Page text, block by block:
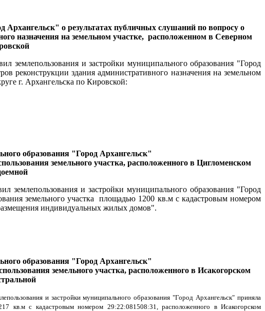
Архангельск" о результатах публичных слушаний по вопросу о
назначения на земельном участке, расположенном в Северном
землепользования и застройки муниципального образования "Город
реконструкции здания административного назначения на земельном
г. Архангельска по Кировской:
образования "Город Архангельск"
земельного участка, расположенного в Цигломенском
землепользования и застройки муниципального образования "Город
земельного участка
площадью 1200 кв.м с кадастровым номером
индивидуальных жилых домов".
образования "Город Архангельск"
земельного участка, расположенного в Исакогорском
и застройки муниципального образования "Город Архангельск" приняла
кв.м с кадастровым номером 29:22:081508:31, расположенного в Исакогорском